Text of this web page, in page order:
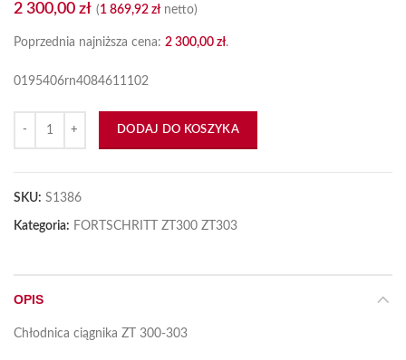
2 300,00 zł (1 869,92 złnetto)
Poprzednia najniższa cena: 2 300,00 zł.
0195406rn4084611102
DODAJ DO KOSZYKA
SKU: S1386
Kategoria: FORTSCHRITT ZT300 ZT303
OPIS
Chłodnica ciągnika ZT 300-303